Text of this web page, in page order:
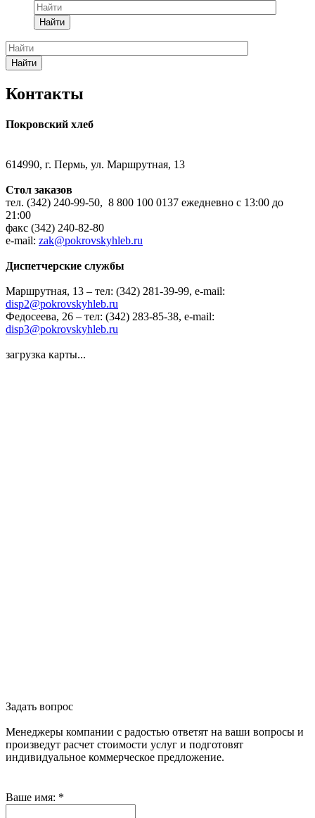
Найти
Найти
Контакты
Покровский хлеб
614990, г. Пермь, ул. Маршрутная, 13
Стол заказов
тел. (342) 240-99-50, 8 800 100 0137 ежедневно с 13:00 до
21:00
факс (342) 240-82-80
e-mail: zak@pokrovskyhleb.ru
Диспетчерские службы
Маршрутная, 13 – тел: (342) 281-39-99, e-mail:
disp2@pokrovskyhleb.ru
Федосеева, 26 – тел: (342) 283-85-38, e-mail:
disp3@pokrovskyhleb.ru
загрузка карты...
Задать вопрос
Менеджеры компании с радостью ответят на ваши вопросы и
произведут расчет стоимости услуг и подготовят
индивидуальное коммерческое предложение.
Ваше имя: *